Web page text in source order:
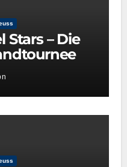
Stars – Die